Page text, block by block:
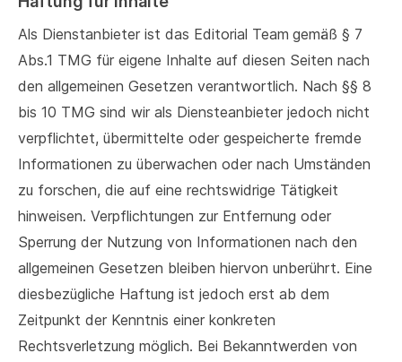
Als Dienstanbieter ist das Editorial Team gemäß § 7
Abs.1 TMG für eigene Inhalte auf diesen Seiten nach
den allgemeinen Gesetzen verantwortlich. Nach §§ 8
bis 10 TMG sind wir als Diensteanbieter jedoch nicht
verpflichtet, übermittelte oder gespeicherte fremde
Informationen zu überwachen oder nach Umständen
zu forschen, die auf eine rechtswidrige Tätigkeit
hinweisen. Verpflichtungen zur Entfernung oder
Sperrung der Nutzung von Informationen nach den
allgemeinen Gesetzen bleiben hiervon unberührt. Eine
diesbezügliche Haftung ist jedoch erst ab dem
Zeitpunkt der Kenntnis einer konkreten
Rechtsverletzung möglich. Bei Bekanntwerden von